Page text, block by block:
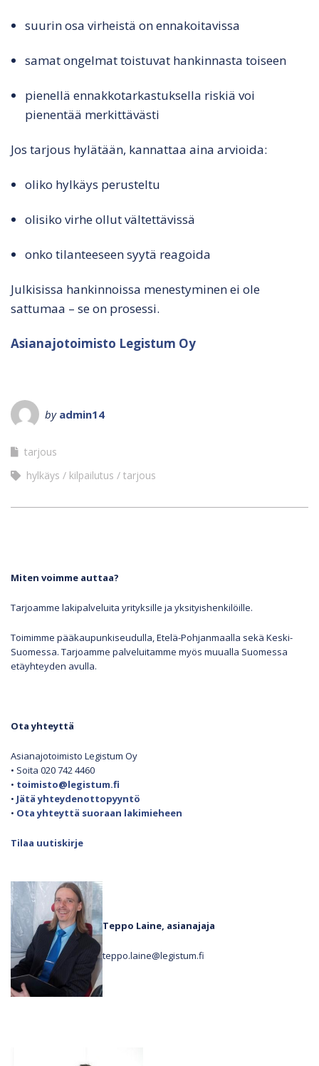
suurin osa virheistä on ennakoitavissa
samat ongelmat toistuvat hankinnasta toiseen
pienellä ennakkotarkastuksella riskiä voi
pienentää merkittävästi
Jos tarjous hylätään, kannattaa aina arvioida:
oliko hylkäys perusteltu
olisiko virhe ollut vältettävissä
onko tilanteeseen syytä reagoida
Julkisissa hankinnoissa menestyminen ei ole
sattumaa – se on prosessi.
Asianajotoimisto Legistum Oy
by admin14
tarjous
hylkäys
kilpailutus tarjous
Miten voimme auttaa?
Tarjoamme lakipalveluita yrityksille ja yksityishenkilöille.
Toimimme pääkaupunkiseudulla, Etelä-Pohjanmaalla sekä Keski-
Suomessa. Tarjoamme palveluitamme myös muualla Suomessa
etäyhteyden avulla.
Ota yhteyttä
Asianajotoimisto Legistum Oy
• Soita 020 742 4460
• toimisto@legistum.fi
• Jätä yhteydenottopyyntö
• Ota yhteyttä suoraan lakimieheen
Tilaa uutiskirje
Teppo Laine, asianajaja
teppo.laine@legistum.fi